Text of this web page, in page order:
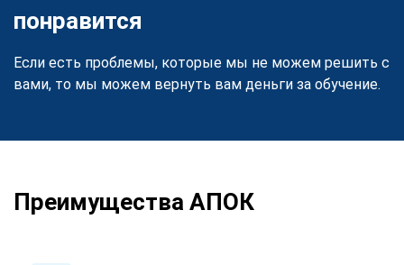
понравится
Если есть проблемы, которые мы не можем решить с
вами, то мы можем вернуть вам деньги за обучение.
Преимущества АПОК